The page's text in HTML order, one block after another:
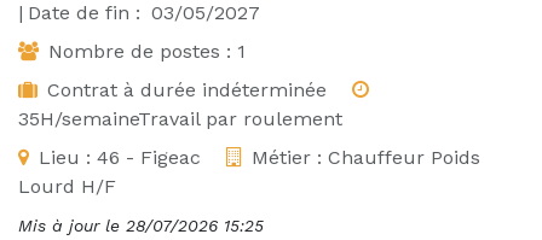
| Date de fin : 03/05/2027
Nombre de postes : 1
Contrat à durée indéterminée
35H/semaineTravail par roulement
Lieu : 46 - Figeac Métier : Chauffeur Poids
Lourd H/F
Mis à jour le 28/07/2026 15:25